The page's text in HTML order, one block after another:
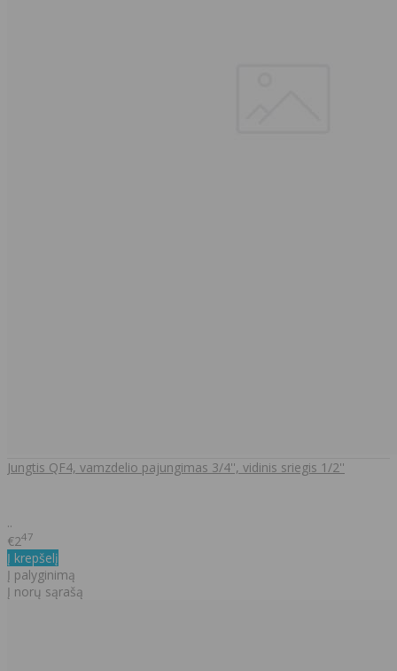
Jungtis QF4, vamzdelio pajungimas 3/4'', vidinis sriegis 1/2''
..
€247
Į krepšelį
Į palyginimą
Į norų sąrašą